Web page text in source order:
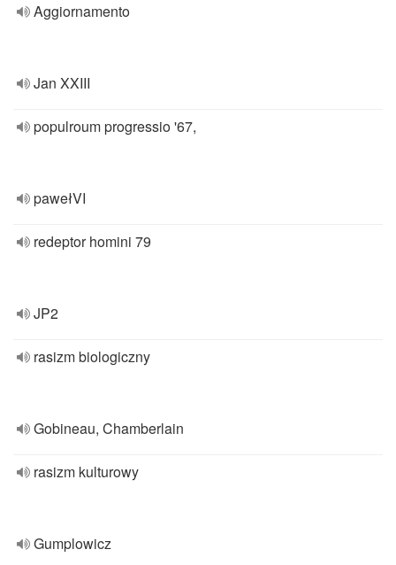
Aggiornamento
Jan XXIII
populroum progressio '67,
pawełVI
redeptor homini 79
JP2
rasizm biologiczny
Gobineau, Chamberlain
rasizm kulturowy
Gumplowicz